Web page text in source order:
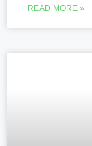
READ MORE »